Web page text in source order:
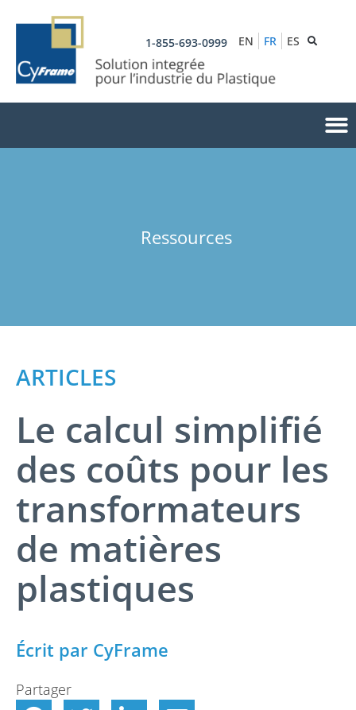
1-855-693-0999 EN FR ES
Ressources
ARTICLES
Le calcul simplifié
des coûts pour les
transformateurs
de matières
plastiques
Écrit par CyFrame
Partager